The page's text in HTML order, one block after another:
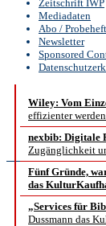
Zeitschrift IWP
Mediadaten
Abo / Probeheft
Newsletter
Sponsored
Wiley: Vom
effizienter
nexbib: Digitale
Zugänglichkeit
Fünf Gründe,
das
„Services für
Dussmann das